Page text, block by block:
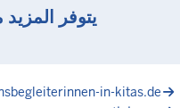
يتوفر
in-kitas.de